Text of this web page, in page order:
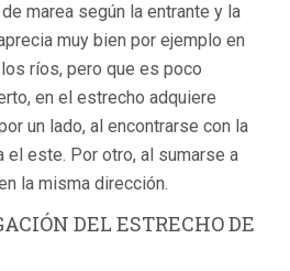
marea según la entrante y la
muy bien por ejemplo en
ríos, pero que es poco
en el estrecho adquiere
un lado, al encontrarse con la
el este. Por otro, al sumarse a
la misma dirección.
DEL ESTRECHO DE